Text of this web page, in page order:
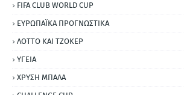
FIFA CLUB WORLD CUP
ΕΥΡΩΠΑΪΚΑ ΠΡΟΓΝΩΣΤΙΚΑ
ΛΟΤΤΟ ΚΑΙ ΤΖΟΚΕΡ
ΥΓΕΙΑ
ΧΡΥΣΗ ΜΠΑΛΑ